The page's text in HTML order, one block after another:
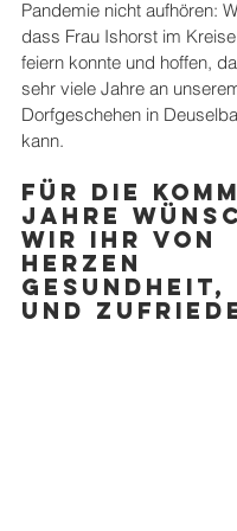
Pandemie nicht aufhören:
dass Frau Ishorst im
feiern konnte und hoffen,
sehr viele Jahre an
Dorfgeschehen in
kann.
Für die
Jahre
wir Ihr von
Herzen
Gesundheit,
und